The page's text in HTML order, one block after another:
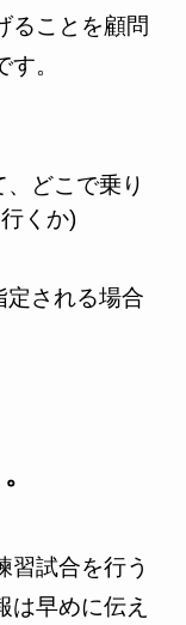
ることを顧問
。
どこで乗り
くか)
定される場合
習試合を行う
は早めに伝え